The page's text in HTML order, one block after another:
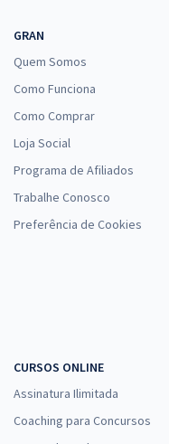
GRAN
Quem Somos
Como Funciona
Como Comprar
Loja Social
Programa de Afiliados
Trabalhe Conosco
Preferência de Cookies
CURSOS ONLINE
Assinatura Ilimitada
Coaching para Concursos